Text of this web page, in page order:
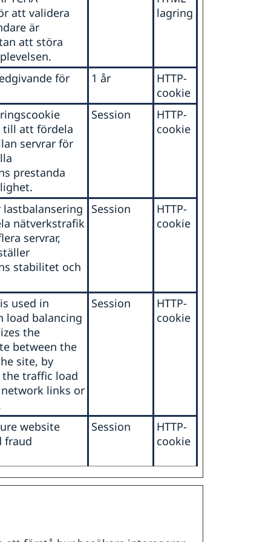
att validera
är
att störa
lagring
för 1 år
HTTP-
cookie
till att fördela
servrar för
prestanda
Session
HTTP-
cookie
lastbalansering
nätverkstrafik
servrar,
stabilitet och
Session
HTTP-
cookie
used in
load balancing
the
between the
site, by
traffic load
links or
Session
HTTP-
cookie
website
fraud
Session
HTTP-
cookie